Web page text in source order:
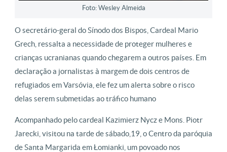
Foto: Wesley Almeida
O secretário-geral do Sínodo dos Bispos, Cardeal Mario
Grech, ressalta a necessidade de proteger mulheres e
crianças ucranianas quando chegarem a outros países. Em
declaração a jornalistas à margem de dois centros de
refugiados em Varsóvia, ele fez um alerta sobre o risco
delas serem submetidas ao tráfico humano
Acompanhado pelo cardeal Kazimierz Nycz e Mons. Piotr
Jarecki, visitou na tarde de sábado,19, o Centro da paróquia
de Santa Margarida em Łomianki, um povoado nos